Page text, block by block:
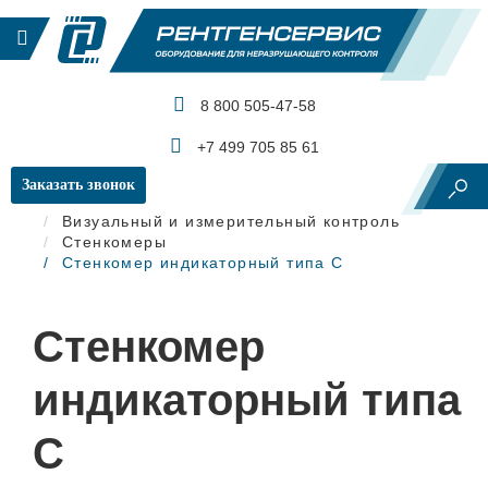
8 800 505-47-58
+7 499 705 85 61
Заказать звонок
Главная
Визуальный и измерительный контроль
Стенкомеры
Стенкомер индикаторный типа С
Стенкомер
индикаторный типа
С